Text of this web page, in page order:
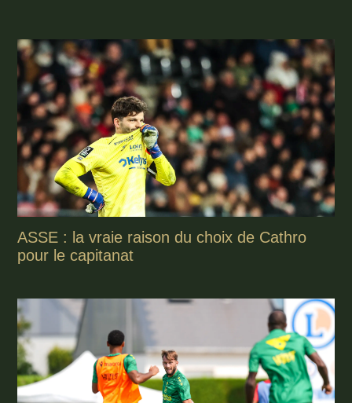
ASSE : la vraie raison du choix de Cathro
pour le capitanat